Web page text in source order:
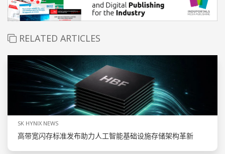
RELATED ARTICLES
SK HYNIX NEWS
高带宽闪存标准发布助力人工智能基础设施存储架构革新